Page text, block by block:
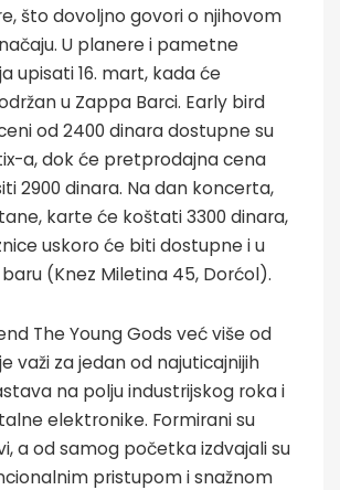
što dovoljno govori o njihovom
U planere i pametne
upisati 16. mart, kada će
u Zappa Barci. Early bird
od 2400 dinara dostupne su
a, dok će pretprodajna cena
2900 dinara. Na dan koncerta,
karte će koštati 3300 dinara,
uskoro će biti dostupne i u
(Knez Miletina 45, Dorćol).
The Young Gods već više od
važi za jedan od najuticajnijih
na polju industrijskog roka i
elektronike. Formirani su
a od samog početka izdvajali su
pristupom i snažnom